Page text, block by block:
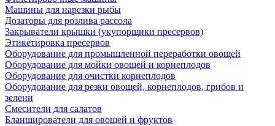
Машины для нарезки рыбы
Дозаторы для розлива рассола
Закрыватели крышки (укупорщики пресервов)
Этикетировка пресервов
Оборудование для промышленной переработки овощей
Оборудование для мойки овощей и корнеплодов
Оборудование для очистки корнеплодов
Оборудование для резки овощей, корнеплодов, грибов и
зелени
Смесители для салатов
Бланширователи для овощей и фруктов